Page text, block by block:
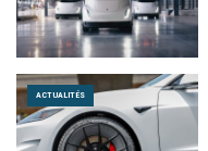
ACTUALITÉS